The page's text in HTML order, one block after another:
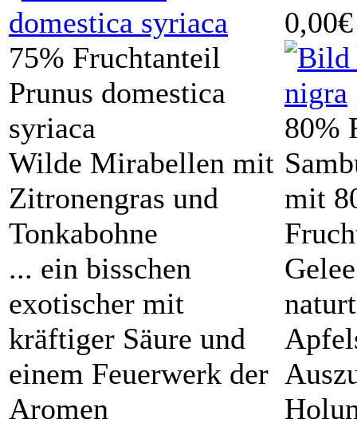
75% Fruchtanteil
Prunus domestica
syriaca
Wilde Mirabellen mit
Zitronengras und
Tonkabohne
... ein bisschen
exotischer mit
kräftiger Säure und
einem Feuerwerk der
Aromen
0,00€
80%
mit